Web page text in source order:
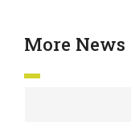
More News